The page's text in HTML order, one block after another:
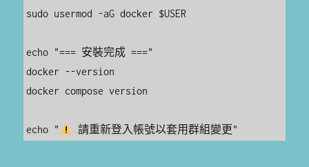
sudo usermod -aG docker $USER
echo "=== 安裝完成 ==="
docker --version
docker compose version
echo "